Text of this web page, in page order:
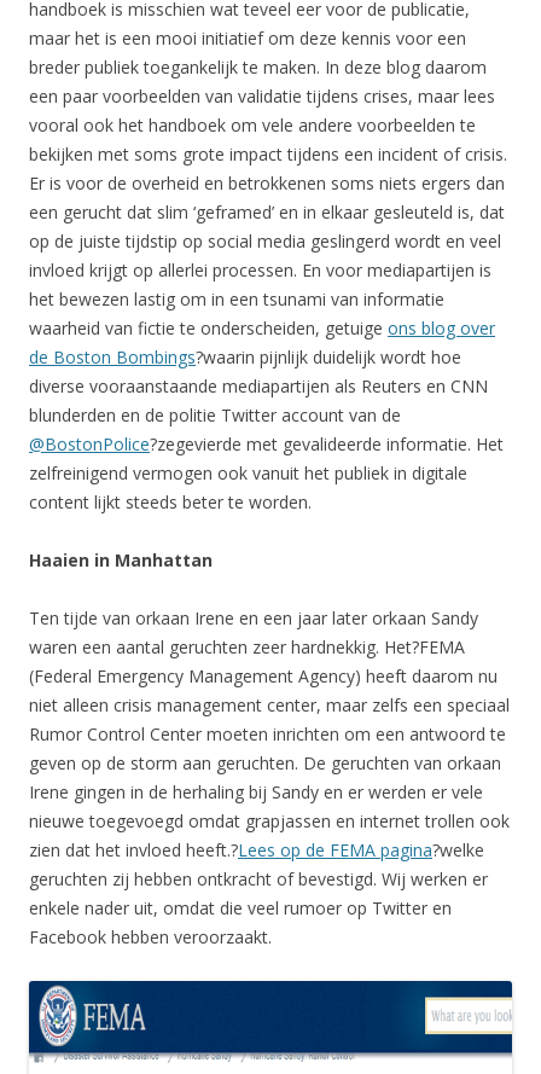
handboek is misschien wat teveel eer voor de publicatie,
maar het is een mooi initiatief om deze kennis voor een
breder publiek toegankelijk te maken. In deze blog daarom
een paar voorbeelden van validatie tijdens crises, maar lees
vooral ook het handboek om vele andere voorbeelden te
bekijken met soms grote impact tijdens een incident of crisis.
Er is voor de overheid en betrokkenen soms niets ergers dan
een gerucht dat slim ‘geframed’ en in elkaar gesleuteld is, dat
op de juiste tijdstip op social media geslingerd wordt en veel
invloed krijgt op allerlei processen. En voor mediapartijen is
het bewezen lastig om in een tsunami van informatie
waarheid van fictie te onderscheiden, getuige ons blog over
de Boston Bombings?waarin pijnlijk duidelijk wordt hoe
diverse vooraanstaande mediapartijen als Reuters en CNN
blunderden en de politie Twitter account van de
@BostonPolice?zegevierde met gevalideerde informatie. Het
zelfreinigend vermogen ook vanuit het publiek in digitale
content lijkt steeds beter te worden.
Haaien in Manhattan
Ten tijde van orkaan Irene en een jaar later orkaan Sandy
waren een aantal geruchten zeer hardnekkig. Het?FEMA
(Federal Emergency Management Agency) heeft daarom nu
niet alleen crisis management center, maar zelfs een speciaal
Rumor Control Center moeten inrichten om een antwoord te
geven op de storm aan geruchten. De geruchten van orkaan
Irene gingen in de herhaling bij Sandy en er werden er vele
nieuwe toegevoegd omdat grapjassen en internet trollen ook
zien dat het invloed heeft.?Lees op de FEMA pagina?welke
geruchten zij hebben ontkracht of bevestigd. Wij werken er
enkele nader uit, omdat die veel rumoer op Twitter en
Facebook hebben veroorzaakt.